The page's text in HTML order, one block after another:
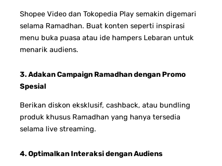
Shopee Video dan Tokopedia Play semakin digemari
selama Ramadhan. Buat konten seperti inspirasi
menu buka puasa atau ide hampers Lebaran untuk
menarik audiens.
3. Adakan Campaign Ramadhan dengan Promo
Spesial
Berikan diskon eksklusif, cashback, atau bundling
produk khusus Ramadhan yang hanya tersedia
selama live streaming.
4. Optimalkan Interaksi dengan Audiens